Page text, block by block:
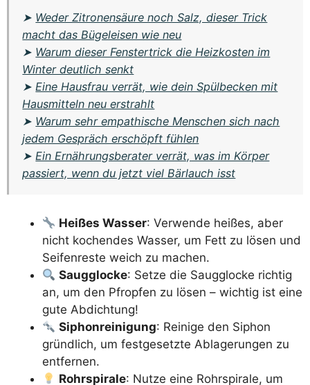
➤ Weder Zitronensäure noch Salz, dieser Trick
macht das Bügeleisen wie neu
➤ Warum dieser Fenstertrick die Heizkosten im
Winter deutlich senkt
➤Eine Hausfrau verrät, wie dein Spülbecken mit
Hausmitteln neu erstrahlt
➤ Warum sehr empathische Menschen sich nach
jedem Gespräch erschöpft fühlen
➤Ein Ernährungsberater verrät, was im Körper
passiert, wenn du jetzt viel Bärlauch isst
Heißes Wasser: Verwende heißes, aber
nicht kochendes Wasser, um Fett zu lösen und
Seifenreste weich zu machen.
Saugglocke: Setze die Saugglocke richtig
an, um den Pfropfen zu lösen – wichtig ist eine
gute Abdichtung!
Siphonreinigung: Reinige den Siphon
gründlich, um festgesetzte Ablagerungen zu
entfernen.
Rohrspirale: Nutze eine Rohrspirale, um